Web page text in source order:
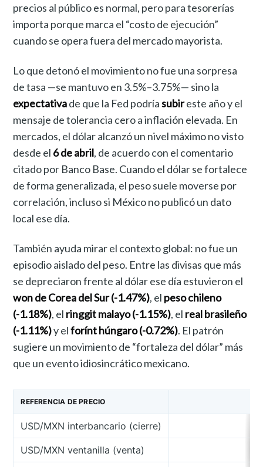
precios al público es normal, pero para tesorerías
importa porque marca el “costo de ejecución”
cuando se opera fuera del mercado mayorista.
Lo que detonó el movimiento no fue una sorpresa
de tasa —se mantuvo en 3.5%–3.75%— sino la
expectativade que la Fed podríasubireste año y el
mensaje de tolerancia cero a inflación elevada. En
mercados, el dólar alcanzó un nivel máximo no visto
desde el 6 de abril, de acuerdo con el comentario
citado por Banco Base. Cuando el dólar se fortalece
de forma generalizada, el peso suele moverse por
correlación, incluso si México no publicó un dato
local ese día.
También ayuda mirar el contexto global: no fue un
episodio aislado del peso. Entre las divisas que más
se depreciaron frente al dólar ese día estuvieron el
won de Corea del Sur (-1.47%), el peso chileno
(-1.18%), el ringgit malayo (-1.15%), el real brasileño
(-1.11%)y elforínt húngaro (-0.72%). El patrón
sugiere un movimiento de “fortaleza del dólar” más
que un evento idiosincrático mexicano.
REFERENCIA DE PRECIO
USD/MXN interbancario (cierre)
USD/MXN ventanilla (venta)